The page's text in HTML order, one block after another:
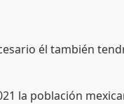
él también
la población